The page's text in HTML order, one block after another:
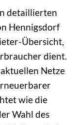
detaillierten
Hennigsdorf
Übersicht,
dient.
Netze
wie die
Wahl des